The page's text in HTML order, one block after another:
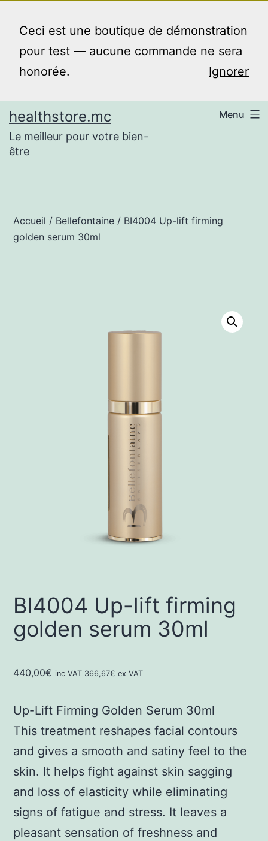
Ceci est une boutique de démonstration
pour test — aucune commande ne sera
honorée.
Ignorer
contenu
healthstore.mc
Le meilleur pour votre bien-
être
Menu
Accueil / Bellefontaine / BI4004 Up-lift firming
golden serum 30ml
BI4004 Up-lift firming
golden serum 30ml
440,00€ inc VAT 366,67€ ex VAT
Up-Lift Firming Golden Serum 30ml
This treatment reshapes facial contours
and gives a smooth and satiny feel to the
skin. It helps fight against skin sagging
and loss of elasticity while eliminating
signs of fatigue and stress. It leaves a
pleasant sensation of freshness and